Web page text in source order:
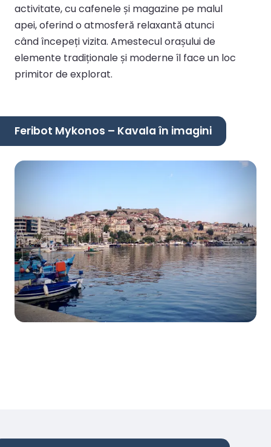
activitate, cu cafenele și magazine pe malul
apei, oferind o atmosferă relaxantă atunci
când începeți vizita. Amestecul orașului de
elemente tradiționale și moderne îl face un loc
primitor de explorat.
Feribot Mykonos – Kavala în imagini